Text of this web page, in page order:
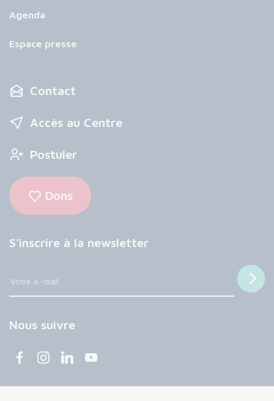
Agenda
Espace presse
Contact
Accès au Centre
Postuler
Dons
S'inscrire à la newsletter
Nous suivre